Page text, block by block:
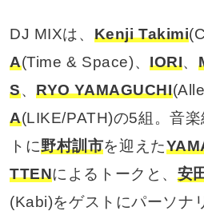
DJ MIXは、 Kenji Takimi
A(Time & Space)、IORI、
S、RYO YAMAGUCHI
A(LIKE/PATH)の5組。音
トに野村訓市を迎えた
TTENによるトークと、 安
(Kabi)をゲストにパーソナ